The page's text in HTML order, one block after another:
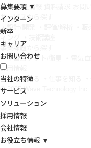
募集要項 ▼
インターン
新卒
キャリア
お問い合わせ
当社の特徴
サービス
ソリューション
採用情報
会社情報
お役立ち情報 ▼
特徴 会社情報
サービスから探す
・設計/開発
事業課題から探す
・宇宙ロケット/衛星
採用情報
・会社を知る
© 2005 Wave Technology Inc